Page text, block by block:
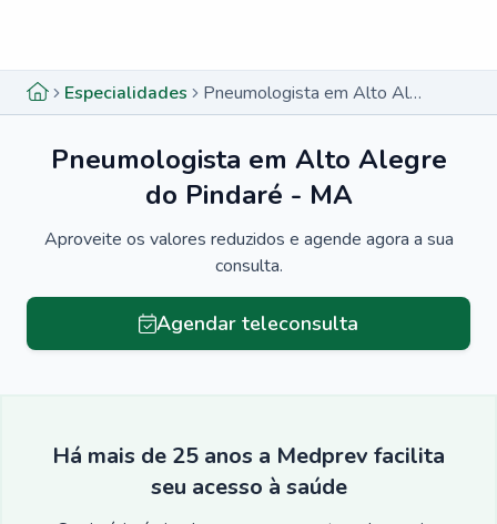
Especialidades Pneumologista em Alto Alegre do Pindaré - MA
Pneumologista em Alto Alegre
do Pindaré - MA
Aproveite os valores reduzidos e agende agora a sua
consulta.
Agendar teleconsulta
Há mais de 25 anos a Medprev facilita
seu acesso à saúde